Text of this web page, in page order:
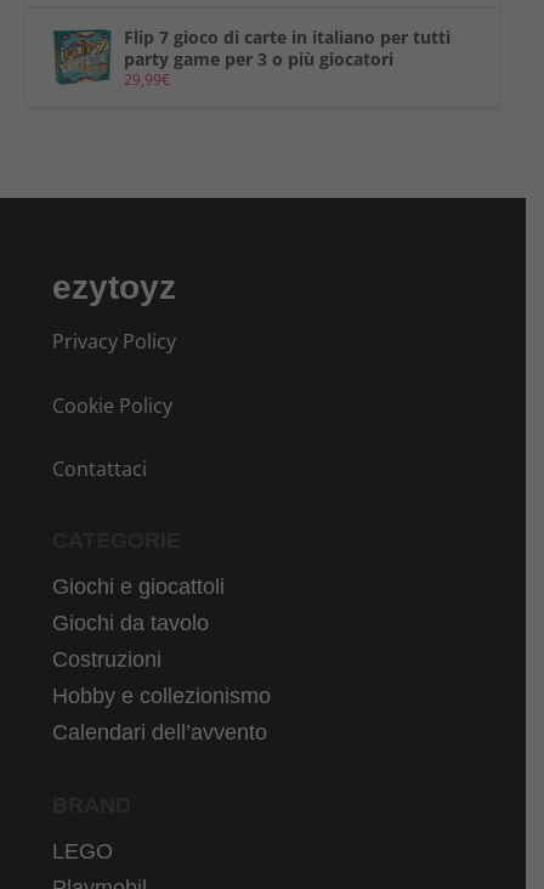
Flip 7 gioco di carte in italiano per tutti
party game per 3 o più giocatori
29,99€
ezytoyz
Privacy Policy
Cookie Policy
Contattaci
Giochi e giocattoli
Giochi da tavolo
Costruzioni
Hobby e collezionismo
Calendari dell’avvento
LEGO